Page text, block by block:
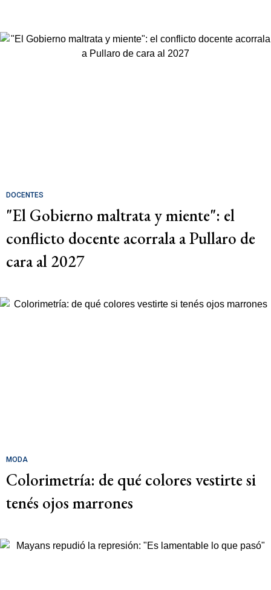
DOCENTES
"El Gobierno maltrata y miente": el
conflicto docente acorrala a Pullaro de
cara al 2027
MODA
Colorimetría: de qué colores vestirte si
tenés ojos marrones